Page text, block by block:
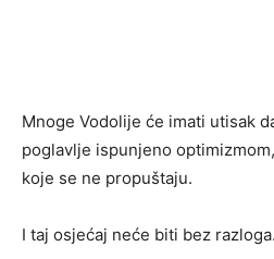
Mnoge Vodolije će imati utisak
poglavlje ispunjeno
koje se ne propuštaju.
I taj osjećaj neće biti bez razloga.